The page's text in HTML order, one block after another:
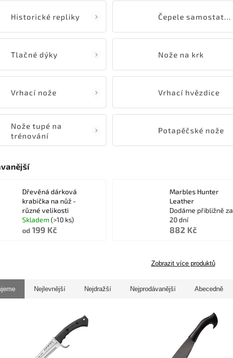
Historické repliky
Tlačné dýky Nože na krk
Vrhací nože Vrhací hvězdice
Nože tupé na
trénování
Potapěčské nože
Dřevěná dárková
krabička na nůž -
různé velikosti
Skladem(>10 ks)
od 199 Kč
Marbles Hunter
Leather
Dodáme přibližně za
20 dní
882 Kč
Zobrazit více produktů
Nejlevnější Nejdražší Nejprodávanější Abecedně